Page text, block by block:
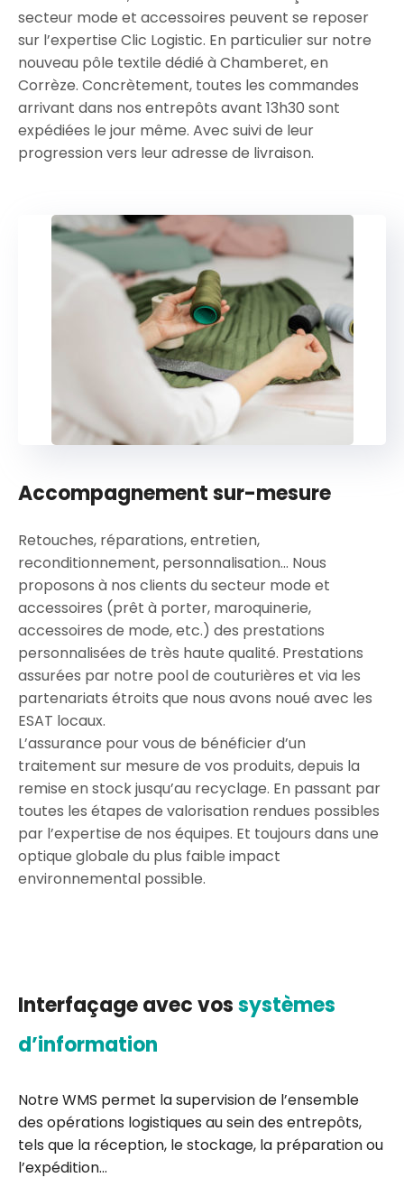
secteur mode et accessoires peuvent se reposer
sur l’expertise Clic Logistic. En particulier sur notre
nouveau pôle textile dédié à Chamberet, en
Corrèze. Concrètement, toutes les commandes
arrivant dans nos entrepôts avant 13h30 sont
expédiées le jour même. Avec suivi de leur
progression vers leur adresse de livraison.
Accompagnement sur-mesure
Retouches, réparations, entretien,
reconditionnement, personnalisation… Nous
proposons à nos clients du secteur mode et
accessoires (prêt à porter, maroquinerie,
accessoires de mode, etc.) des prestations
personnalisées de très haute qualité. Prestations
assurées par notre pool de couturières et via les
partenariats étroits que nous avons noué avec les
ESAT locaux.
L’assurance pour vous de bénéficier d’un
traitement sur mesure de vos produits, depuis la
remise en stock jusqu’au recyclage. En passant par
toutes les étapes de valorisation rendues possibles
par l’expertise de nos équipes. Et toujours dans une
optique globale du plus faible impact
environnemental possible.
Interfaçage avec vossystèmes
d’information
Notre WMS permet la supervision de l’ensemble
des opérations logistiques au sein des entrepôts,
tels que la réception, le stockage, la préparation ou
l’expédition…